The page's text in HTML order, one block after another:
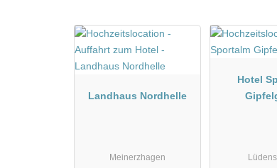
Landhaus Nordhelle
Meinerzhagen
Hotel